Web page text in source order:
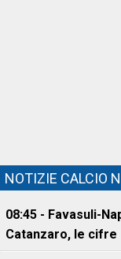
NOTIZIE CALCIO
08:45 - Favasuli-
Catanzaro, le cifre